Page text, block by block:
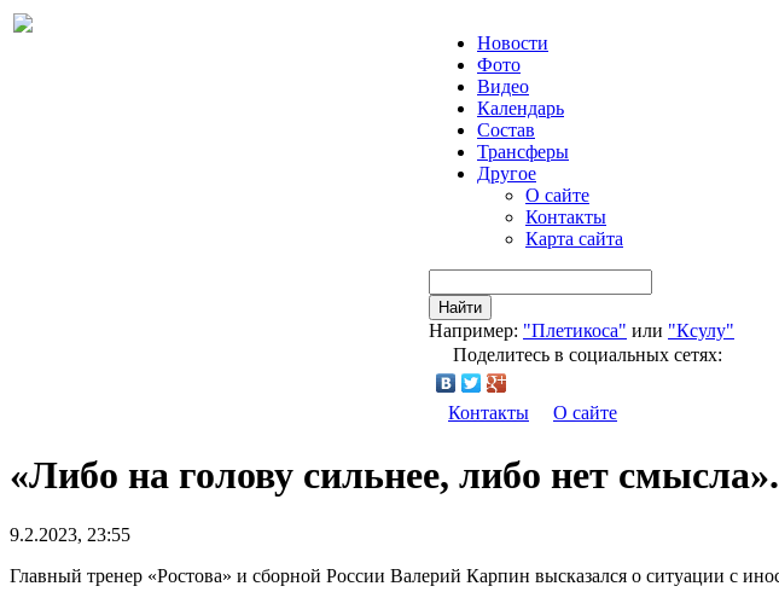
Новости
Фото
Видео
Календарь
Состав
Трансферы
Другое
О сайте
Контакты
Карта сайта
Найти
Например: "Плетикоса" или "Ксулу"
Поделитесь в социальных сетях:
Контакты О сайте
«Либо на голову сильнее, либо нет
9.2.2023, 23:55
Главный тренер «Ростова» и сборной России Валерий Карпин высказался о ситуации с